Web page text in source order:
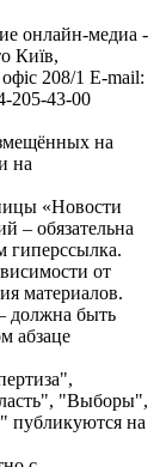
онлайн-медиа -
Київ,
208/1 E-mail:
205-43-00
на
на
«Новости
– обязательна
гиперссылка.
от
материалов.
должна быть
абзаце
"Выборы",
публикуются на